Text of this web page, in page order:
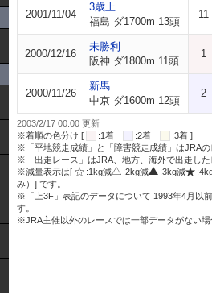
2001/11/04
3歳上
福島 ダ1700m 13頭
11
2000/12/16
未勝利
阪神 ダ1800m 11頭
1
2000/11/26
新馬
中京 ダ1600m 12頭
2
2003/2/17 00:00 更新
※着順の色分け [
:1着 :2着
:3着 ]
※「平地競走成績」と「障害競走成績」はJRAの
※「出走レース」はJRA、地方、海外で出走した
※減量表示は[
:1kg減 :2kg減 :3kg減
み）] です。
※「上3F」表記のデータについて 1993年4月以
す。
※JRA主催以外のレースでは一部データがない場